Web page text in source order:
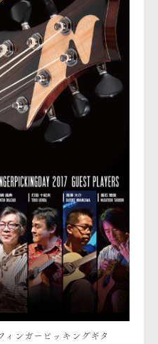
ンガーピッキングギタ